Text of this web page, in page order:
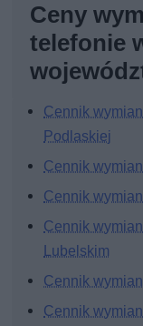
Ceny
telefonie
Cennik
Podlaskiej
Cennik
Cennik
Cennik
Lubelskim
Cennik
Cennik